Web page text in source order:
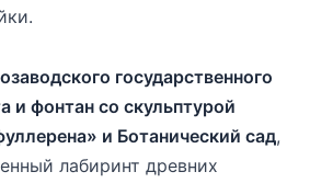
государственного
и фонтан со скульптурой
и Ботанический сад,
лабиринт древних